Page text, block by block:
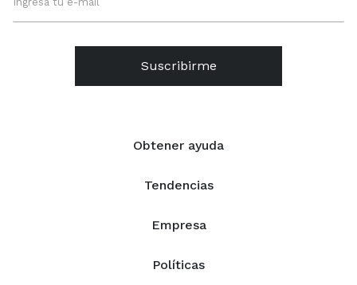
Obtener ayuda
Tendencias
Empresa
Políticas
Suscribirme